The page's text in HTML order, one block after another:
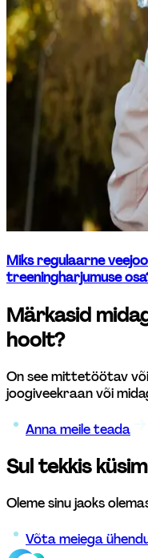
Miks regulaarne
treeningharjumuse
Märkasid
hoolt?
On see mittetöötav
joogiveekraan või
Anna meile teada
Sul tekkis
Oleme sinu jaoks
Võta meiega